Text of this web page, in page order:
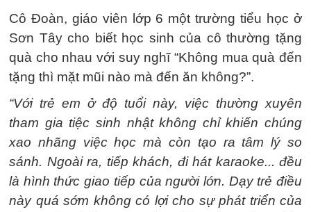
Cô Đoàn, giáo viên lớp 6 một trường tiểu học ở
Sơn Tây cho biết học sinh của cô thường tặng
quà cho nhau với suy nghĩ “Không mua quà đến
tặng thì mặt mũi nào mà đến ăn không?”.
“Với trẻ em ở độ tuổi này, việc thường xuyên
tham gia tiệc sinh nhật không chỉ khiến chúng
xao nhãng việc học mà còn tạo ra tâm lý so
sánh. Ngoài ra, tiếp khách, đi hát karaoke... đều
là hình thức giao tiếp của người lớn. Dạy trẻ điều
này quá sớm không có lợi cho sự phát triển của